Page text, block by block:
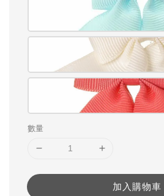
數量
加入購物車